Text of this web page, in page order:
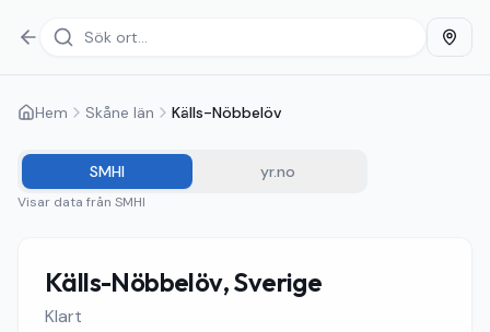
Hem Skåne län Källs-Nöbbelöv
SMHI yr.no
Visar data från SMHI
Källs-Nöbbelöv, Sverige
Klart